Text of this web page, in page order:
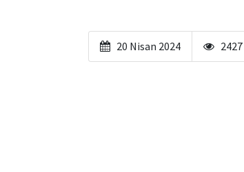
20 Nisan 2024 2427